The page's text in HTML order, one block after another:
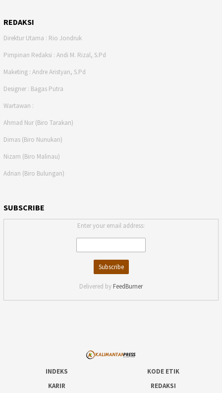
REDAKSI
Direktur Utama : Rio Jondruk
Pimpinan Redaksi : Andi M. Rizal, S.Pd
Maketing : Andre Aristyan, S.Pd
Designer : Bagas Putra
Wartawan :
Ahmad Nur (Biro Tarakan)
Dimas (Biro Nunukan)
Nizam (Biro Malinau)
Adrian (Biro Bulungan)
SUBSCRIBE
Enter your email address:
Delivered by FeedBurner
INDEKS
KODE ETIK
KARIR
REDAKSI